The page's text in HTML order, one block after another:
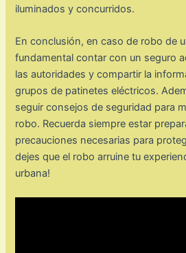
iluminados y concurridos.
En conclusión, en caso de robo de
fundamental contar con un seguro
las autoridades y compartir la
grupos de patinetes eléctricos.
seguir consejos de seguridad para
robo. Recuerda siempre estar
precauciones necesarias para
dejes que el robo arruine tu
urbana!